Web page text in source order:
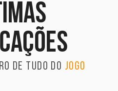
de tudo do jogo